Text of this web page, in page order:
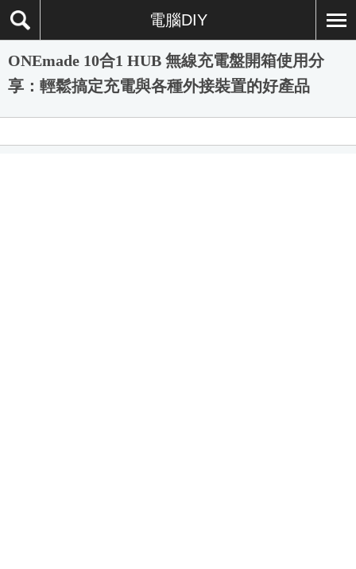
電腦DIY
ONEmade 10合1 HUB 無線充電盤開箱使用分
享：輕鬆搞定充電與各種外接裝置的好產品